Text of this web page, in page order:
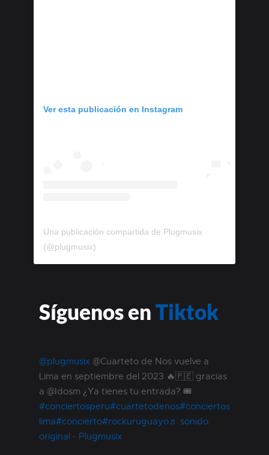
Ver esta publicación en Instagram
Una publicación compartida de Plugmusix
(@plugmusix)
Síguenos enTiktok
@plugmusix @Cuarteto de Nos vuelve a
Lima en septiembre del 2023 🔥🇵🇪 gracias
a @Idosm ¿Ya tienes tu entrada? 🎟
#conciertosperu#cuartetodenos#conciertos
lima#concierto#rockuruguayo♬ sonido
original - Plugmusix